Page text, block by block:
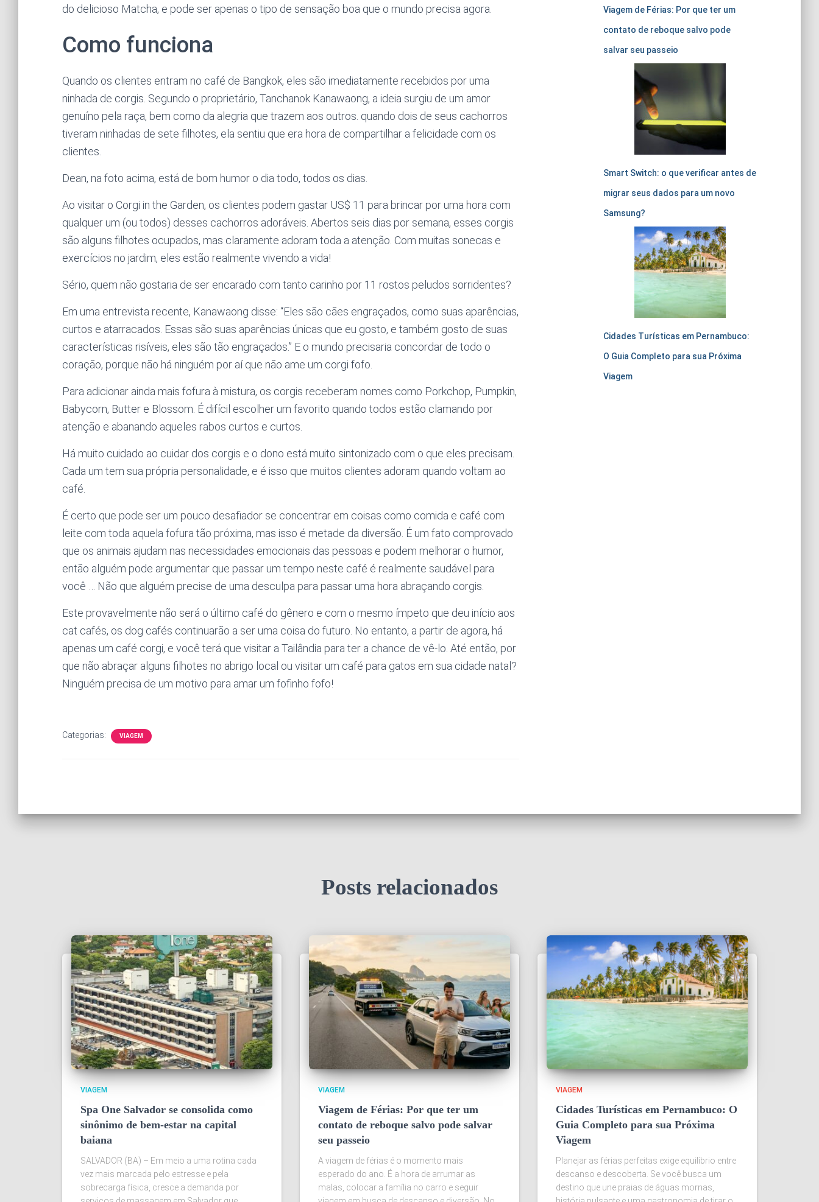
do delicioso Matcha, e pode ser apenas o tipo de sensação boa que o mundo precisa agora.
Como funciona
Quando os clientes entram no café de Bangkok, eles são imediatamente recebidos por uma
ninhada de corgis. Segundo o proprietário, Tanchanok Kanawaong, a ideia surgiu de um amor
genuíno pela raça, bem como da alegria que trazem aos outros. quando dois de seus cachorros
tiveram ninhadas de sete filhotes, ela sentiu que era hora de compartilhar a felicidade com os
clientes.
Dean, na foto acima, está de bom humor o dia todo, todos os dias.
Ao visitar o Corgi in the Garden, os clientes podem gastar US$ 11 para brincar por uma hora com
qualquer um (ou todos) desses cachorros adoráveis. Abertos seis dias por semana, esses corgis
são alguns filhotes ocupados, mas claramente adoram toda a atenção. Com muitas sonecas e
exercícios no jardim, eles estão realmente vivendo a vida!
Sério, quem não gostaria de ser encarado com tanto carinho por 11 rostos peludos sorridentes?
Em uma entrevista recente, Kanawaong disse: “Eles são cães engraçados, como suas aparências,
curtos e atarracados. Essas são suas aparências únicas que eu gosto, e também gosto de suas
características risíveis, eles são tão engraçados.” E o mundo precisaria concordar de todo o
coração, porque não há ninguém por aí que não ame um corgi fofo.
Para adicionar ainda mais fofura à mistura, os corgis receberam nomes como Porkchop, Pumpkin,
Babycorn, Butter e Blossom. É difícil escolher um favorito quando todos estão clamando por
atenção e abanando aqueles rabos curtos e curtos.
Há muito cuidado ao cuidar dos corgis e o dono está muito sintonizado com o que eles precisam.
Cada um tem sua própria personalidade, e é isso que muitos clientes adoram quando voltam ao
café.
É certo que pode ser um pouco desafiador se concentrar em coisas como comida e café com
leite com toda aquela fofura tão próxima, mas isso é metade da diversão. É um fato comprovado
que os animais ajudam nas necessidades emocionais das pessoas e podem melhorar o humor,
então alguém pode argumentar que passar um tempo neste café é realmente saudável para
você … Não que alguém precise de uma desculpa para passar uma hora abraçando corgis.
Este provavelmente não será o último café do gênero e com o mesmo ímpeto que deu início aos
cat cafés, os dog cafés continuarão a ser uma coisa do futuro. No entanto, a partir de agora, há
apenas um café corgi, e você terá que visitar a Tailândia para ter a chance de vê-lo. Até então, por
que não abraçar alguns filhotes no abrigo local ou visitar um café para gatos em sua cidade natal?
Ninguém precisa de um motivo para amar um fofinho fofo!
Categorias: VIAGEM
Viagem de Férias: Por que ter um
contato de reboque salvo pode
salvar seu passeio
Smart Switch: o que verificar antes de
migrar seus dados para um novo
Samsung?
Cidades Turísticas em Pernambuco:
O Guia Completo para sua Próxima
Viagem
Posts relacionados
VIAGEM
Spa One Salvador se consolida como
sinônimo de bem-estar na capital
baiana
SALVADOR (BA) – Em meio a uma rotina cada
vez mais marcada pelo estresse e pela
sobrecarga física, cresce a demanda por
VIAGEM
Viagem de Férias: Por que ter um
contato de reboque salvo pode salvar
seu passeio
A viagem de férias é o momento mais
esperado do ano. É a hora de arrumar as
malas, colocar a família no carro e seguir
VIAGEM
Cidades Turísticas em Pernambuco: O
Guia Completo para sua Próxima
Viagem
Planejar as férias perfeitas exige equilíbrio entre
descanso e descoberta. Se você busca um
destino que une praias de águas mornas,